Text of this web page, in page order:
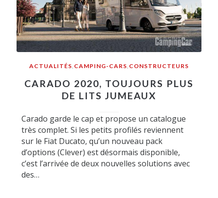
ACTUALITÉS CAMPING-CARS CONSTRUCTEURS
CARADO 2020, TOUJOURS PLUS
DE LITS JUMEAUX
Carado garde le cap et propose un catalogue
très complet. Si les petits profilés reviennent
sur le Fiat Ducato, qu’un nouveau pack
d’options (Clever) est désormais disponible,
c’est l’arrivée de deux nouvelles solutions avec
des…